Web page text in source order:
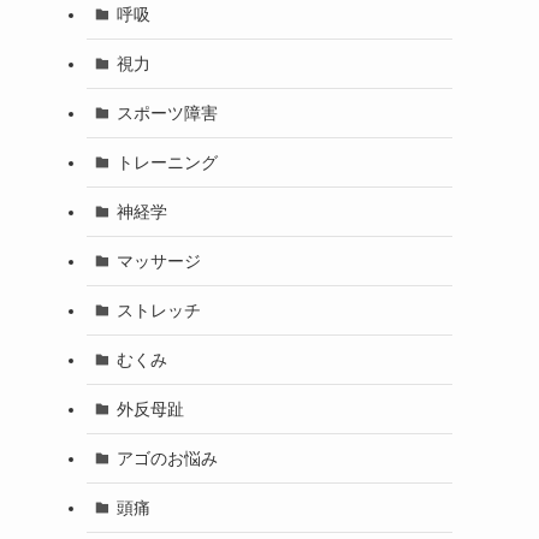
呼吸
視力
スポーツ障害
トレーニング
神経学
マッサージ
ストレッチ
むくみ
外反母趾
アゴのお悩み
頭痛